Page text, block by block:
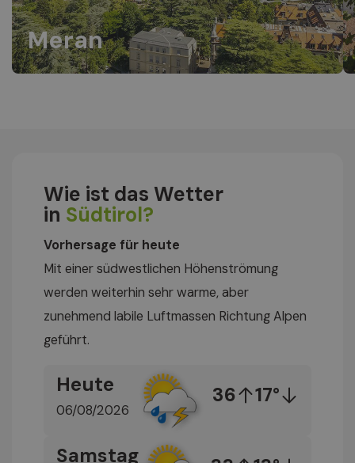
Meran
Wie ist das Wetter
in Südtirol?
Vorhersage für heute
Mit einer südwestlichen Höhenströmung
werden weiterhin sehr warme, aber
zunehmend labile Luftmassen Richtung Alpen
geführt.
Heute
06/08/2026
36 17°
Samstag